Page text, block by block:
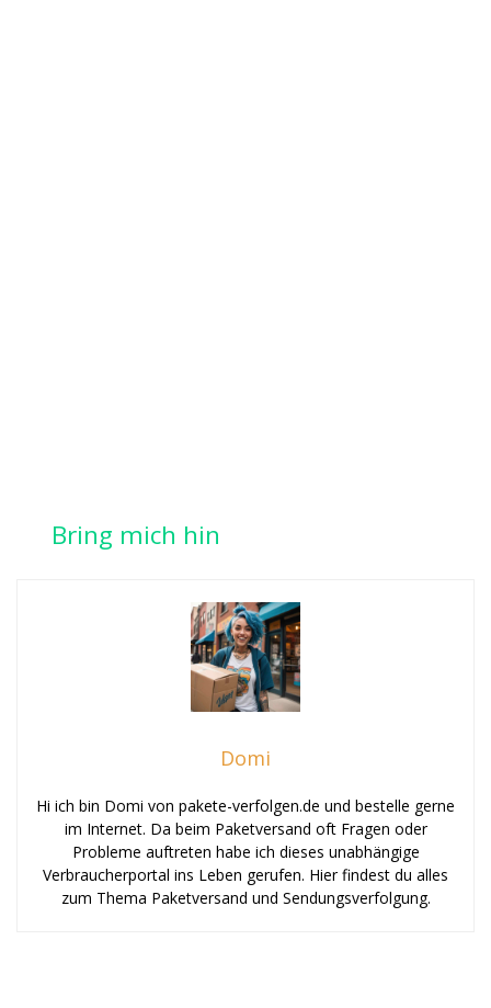
Bring mich hin
Domi
Hi ich bin Domi von pakete-verfolgen.de und bestelle gerne
im Internet. Da beim Paketversand oft Fragen oder
Probleme auftreten habe ich dieses unabhängige
Verbraucherportal ins Leben gerufen. Hier findest du alles
zum Thema Paketversand und Sendungsverfolgung.